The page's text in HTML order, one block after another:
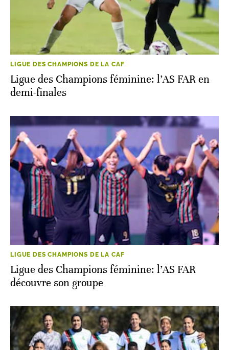
LIGUE DES CHAMPIONS DE LA CAF
Ligue des Champions féminine: l’AS FAR en
demi-finales
LIGUE DES CHAMPIONS DE LA CAF
Ligue des Champions féminine: l’AS FAR
découvre son groupe